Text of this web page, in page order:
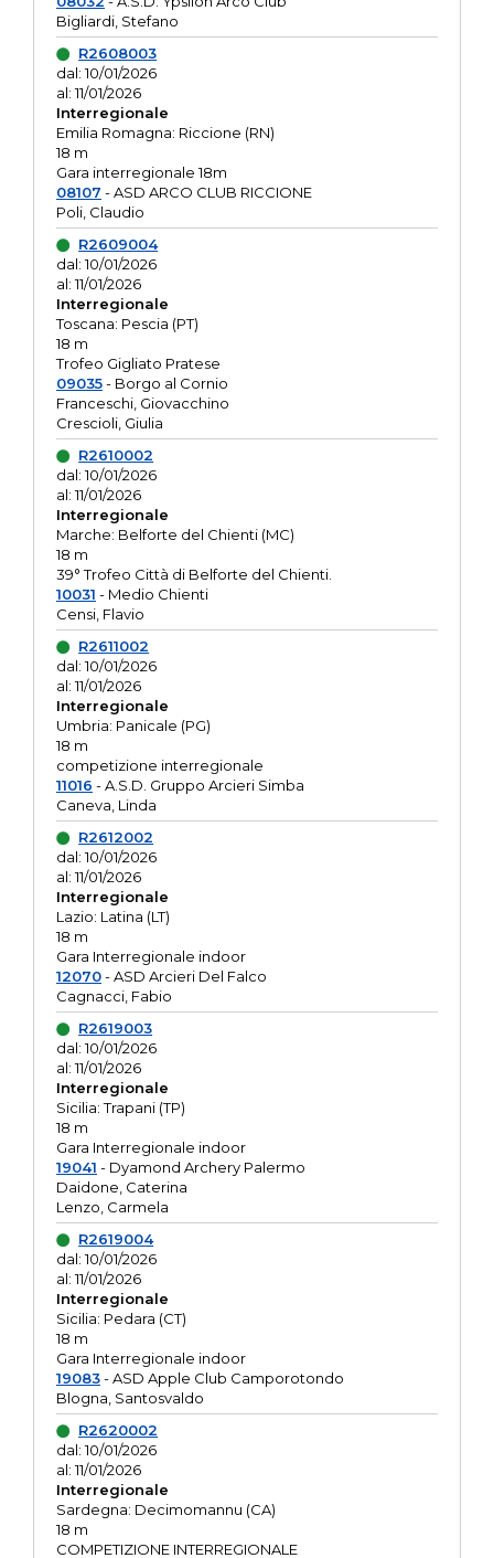
Bigliardi, Stefano
R2608003
dal: 10/01/2026
al: 11/01/2026
Interregionale
Emilia Romagna: Riccione (RN)
18 m
Gara interregionale 18m
08107 - ASD ARCO CLUB RICCIONE
Poli, Claudio
R2609004
dal: 10/01/2026
al: 11/01/2026
Interregionale
Toscana: Pescia (PT)
18 m
Trofeo Gigliato Pratese
09035- Borgo al Cornio
Franceschi, Giovacchino
Crescioli, Giulia
R2610002
dal: 10/01/2026
al: 11/01/2026
Interregionale
Marche: Belforte del Chienti (MC)
18 m
39° Trofeo Città di Belforte del Chienti.
10031 - Medio Chienti
Censi, Flavio
R2611002
dal: 10/01/2026
al: 11/01/2026
Interregionale
Umbria: Panicale (PG)
18 m
competizione interregionale
11016 - A.S.D. Gruppo Arcieri Simba
Caneva, Linda
R2612002
dal: 10/01/2026
al: 11/01/2026
Interregionale
Lazio: Latina (LT)
18 m
Gara Interregionale indoor
12070- ASD Arcieri Del Falco
Cagnacci, Fabio
R2619003
dal: 10/01/2026
al: 11/01/2026
Interregionale
Sicilia: Trapani (TP)
18 m
Gara Interregionale indoor
19041 - Dyamond Archery Palermo
Daidone, Caterina
Lenzo, Carmela
R2619004
dal: 10/01/2026
al: 11/01/2026
Interregionale
Sicilia: Pedara (CT)
18 m
Gara Interregionale indoor
19083- ASD Apple Club Camporotondo
Blogna, Santosvaldo
R2620002
dal: 10/01/2026
al: 11/01/2026
Interregionale
Sardegna: Decimomannu (CA)
18 m
COMPETIZIONE INTERREGIONALE